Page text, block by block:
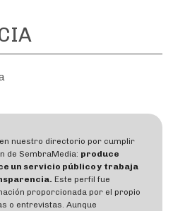
nuestro directorio por cumplir
de SembraMedia: produce
un servicio público y trabaja
Este perfil fue
proporcionada por el propio
o entrevistas. Aunque